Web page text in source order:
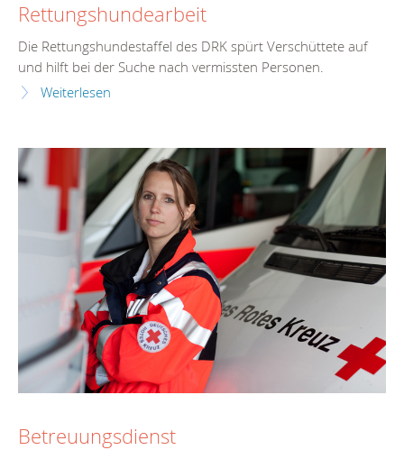
Rettungshundearbeit
Die Rettungshundestaffel des DRK spürt Verschüttete auf
und hilft bei der Suche nach vermissten Personen.
Weiterlesen
Betreuungsdienst